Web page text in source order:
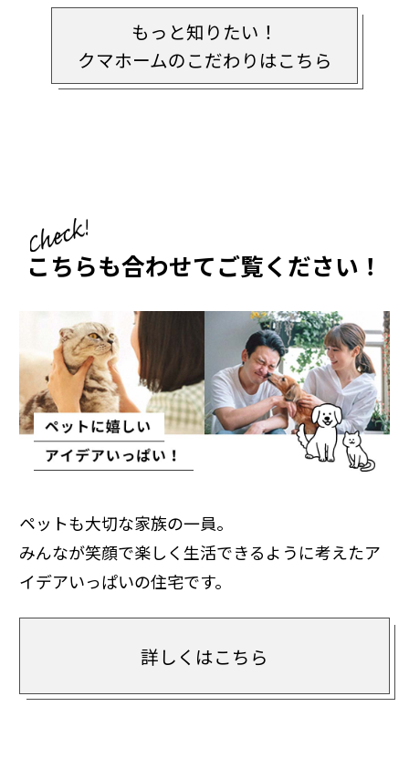
もっと知りたい！
クマホームのこだわりはこちら
こちらも合わせてご覧ください！
ペットも大切な家族の一員。
みんなが笑顔で楽しく生活できるように考えたア
イデアいっぱいの住宅です。
詳しくはこちら